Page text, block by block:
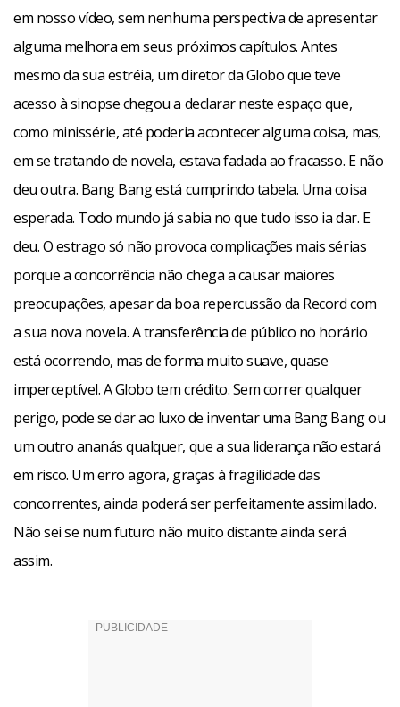
em nosso vídeo, sem nenhuma perspectiva de apresentar
alguma melhora em seus próximos capítulos. Antes
mesmo da sua estréia, um diretor da Globo que teve
acesso à sinopse chegou a declarar neste espaço que,
como minissérie, até poderia acontecer alguma coisa, mas,
em se tratando de novela, estava fadada ao fracasso. E não
deu outra. Bang Bang está cumprindo tabela. Uma coisa
esperada. Todo mundo já sabia no que tudo isso ia dar. E
deu. O estrago só não provoca complicações mais sérias
porque a concorrência não chega a causar maiores
preocupações, apesar da boa repercussão da Record com
a sua nova novela. A transferência de público no horário
está ocorrendo, mas de forma muito suave, quase
imperceptível. A Globo tem crédito. Sem correr qualquer
perigo, pode se dar ao luxo de inventar uma Bang Bang ou
um outro ananás qualquer, que a sua liderança não estará
em risco. Um erro agora, graças à fragilidade das
concorrentes, ainda poderá ser perfeitamente assimilado.
Não sei se num futuro não muito distante ainda será
assim.